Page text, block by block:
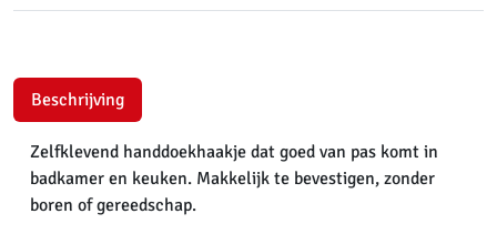
Beschrijving
Zelfklevend handdoekhaakje dat goed van pas komt in
badkamer en keuken. Makkelijk te bevestigen, zonder
boren of gereedschap.